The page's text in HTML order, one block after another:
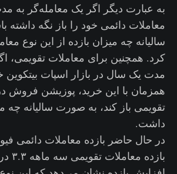
به عبارت دیگر اگر یک معامله‌گر به
معاملات دائمی خود را باز نگه داشته
سالیانه چه میزان بازده از این نوع
کرد. همچنین برای معاملات تقویمی،
مدت یک سال در بازار اسپات بیتکوین
همزمان با این خرید، پوزیشن فروش
تقویمی باز کند، به صورت سالیانه چه
داشت.